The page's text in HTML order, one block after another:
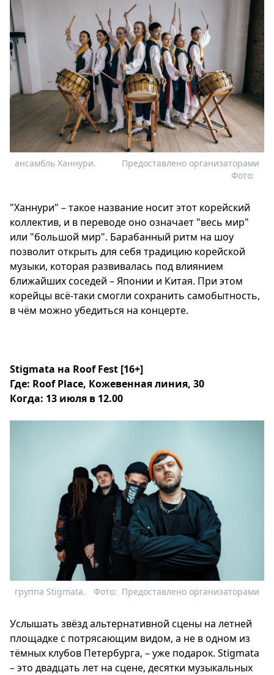
ансамбль Ханнури.
Предоставлено организаторами
Фото:
"Ханнури" – такое название носит этот корейский
коллектив, и в переводе оно означает "весь мир"
или "большой мир". Барабанный ритм на шоу
позволит открыть для себя традицию корейской
музыки, которая развивалась под влиянием
ближайших соседей – Японии и Китая. При этом
корейцы всё-таки смогли сохранить самобытность,
в чём можно убедиться на концерте.
Stigmata на Roof Fest [16+]
Где: Roof Place, Кожевенная линия, 30
Когда: 13 июля в 12.00
группа Stigmata. Предоставлено организаторами
Фото:
Услышать звёзд альтернативной сцены на летней
площадке с потрясающим видом, а не в одном из
тёмных клубов Петербурга, – уже подарок. Stigmata
– это двадцать лет на сцене, десятки музыкальных